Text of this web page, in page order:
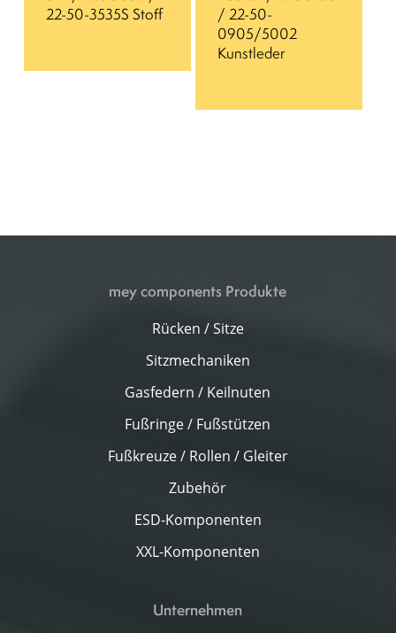
22-50-3535S Stoff
/ 22-50-
0905/5002
Kunstleder
mey components Produkte
Rücken / Sitze
Sitzmechaniken
Gasfedern / Keilnuten
Fußringe / Fußstützen
Fußkreuze / Rollen / Gleiter
Zubehör
ESD-Komponenten
XXL-Komponenten
Unternehmen